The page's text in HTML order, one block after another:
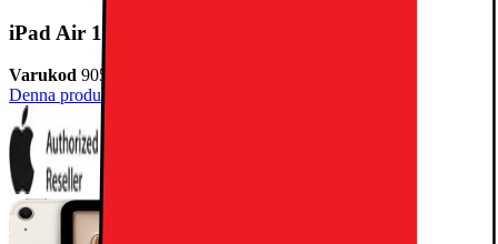
iPad Air 11 M3 512GB WiFi + 5G (Starlight)
Varukod 905380
Denna produkt har ännu inte blivit bedömd.